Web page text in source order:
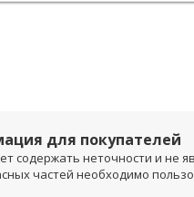
для покупателей
содержать неточности и не
частей необходимо